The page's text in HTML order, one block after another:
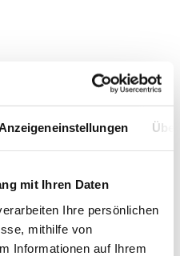
mit Ihren Daten
Ihre persönlichen
mithilfe von
Informationen auf Ihrem